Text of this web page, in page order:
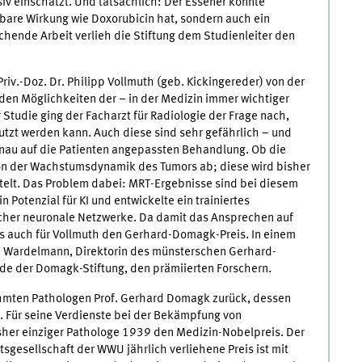
Wirkung wie Doxorubicin hat, sondern auch ein
Arbeit verlieh die Stiftung dem Studienleiter den
Doz. Dr. Philipp Vollmuth (geb. Kickingereder) von der
Möglichkeiten der – in der Medizin immer wichtiger
ging der Facharzt für Radiologie der Frage nach,
werden kann. Auch diese sind sehr gefährlich – und
auf die Patienten angepassten Behandlung. Ob die
der Wachstumsdynamik des Tumors ab; diese wird bisher
Das Problem dabei: MRT-Ergebnisse sind bei diesem
Potenzial für KI und entwickelte ein trainiertes
neuronale Netzwerke. Da damit das Ansprechen auf
für Vollmuth den Gerhard-Domagk-Preis. In einem
Direktorin des münsterschen Gerhard-
der Domagk-Stiftung, den prämiierten Forschern.
Pathologen Prof. Gerhard Domagk zurück, dessen
seine Verdienste bei der Bekämpfung von
einziger Pathologe 1939 den Medizin-Nobelpreis. Der
der WWU jährlich verliehene Preis ist mit